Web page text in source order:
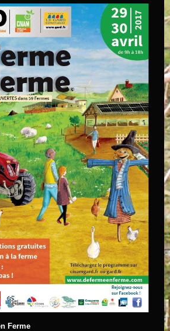
Ferme